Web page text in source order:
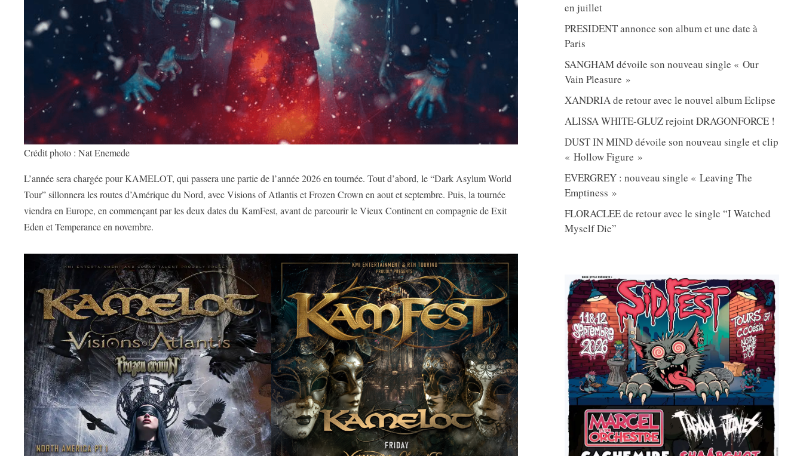
Crédit photo : Nat Enemede
L’année sera chargée pour KAMELOT, qui passera une partie de l’année 2026 en tournée. Tout d’abord, le “Dark Asylum World
Tour” sillonnera les routes d’Amérique du Nord, avec Visions of Atlantis et Frozen Crown en aout et septembre. Puis, la tournée
viendra en Europe, en commençant par les deux dates du KamFest, avant de parcourir le Vieux Continent en compagnie de Exit
Eden et Temperance en novembre.
en juillet
PRESIDENT annonce son album et une date à
Paris
SANGHAM dévoile son nouveau single « Our
Vain Pleasure »
XANDRIA de retour avec le nouvel album Eclipse
ALISSA WHITE-GLUZ rejoint DRAGONFORCE !
DUST IN MIND dévoile son nouveau single et clip
« Hollow Figure »
EVERGREY : nouveau single « Leaving The
Emptiness »
FLORACLEE de retour avec le single “I Watched
Myself Die”